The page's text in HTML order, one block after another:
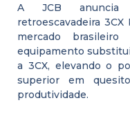
A JCB
retroescavadeira
mercado
equipamento
a 3CX, elevando o
superior em
produtividade.